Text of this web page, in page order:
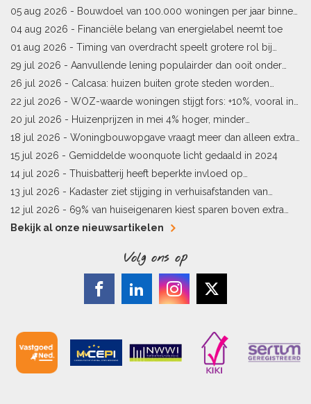
bestaande woningen stijgt
05 aug 2026 - Bouwdoel van 100.000 woningen per jaar binnen
bereik
04 aug 2026 - Financiële belang van energielabel neemt toe
01 aug 2026 - Timing van overdracht speelt grotere rol bij
woningprijs
29 jul 2026 - Aanvullende lening populairder dan ooit onder
starters
26 jul 2026 - Calcasa: huizen buiten grote steden worden
sneller meer waard
22 jul 2026 - WOZ-waarde woningen stijgt fors: +10%, vooral in
Limburg en Pekela
20 jul 2026 - Huizenprijzen in mei 4% hoger, minder
woningverkopen
18 jul 2026 - Woningbouwopgave vraagt meer dan alleen extra
vergunningen
15 jul 2026 - Gemiddelde woonquote licht gedaald in 2024
14 jul 2026 - Thuisbatterij heeft beperkte invloed op
energielabel
13 jul 2026 - Kadaster ziet stijging in verhuisafstanden van
kopers
12 jul 2026 - 69% van huiseigenaren kiest sparen boven extra
hypotheekaflossing
Bekijk al onze nieuwsartikelen
Volg ons op